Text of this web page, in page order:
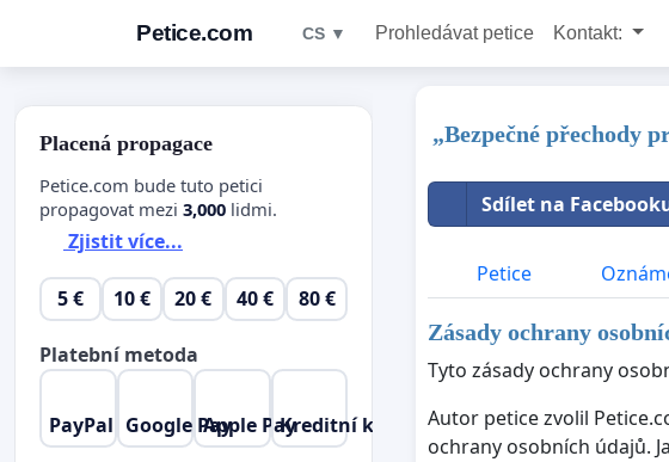
Petice.com CS ▼ Prohledávat petice Kontakt:
„Bezpečné přechody
Sdílet na
Petice
Zásady ochrany
Tyto zásady ochrany
Autor petice zvolil
ochrany osobních údajů.
Placená propagace
Petice.com bude tuto petici
propagovat mezi 3,000 lidmi.
Zjistit více...
5 € 10 € 20 € 40 € 80 €
Platební metoda
PayPal Google PayApple PayKreditní karta